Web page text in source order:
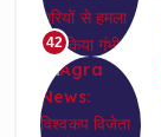
42